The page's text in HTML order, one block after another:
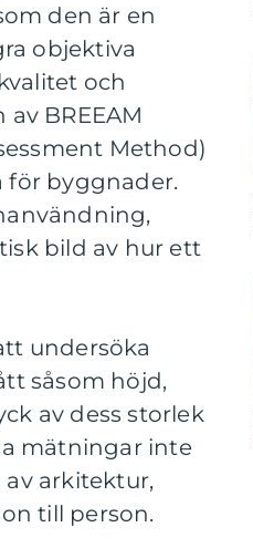
den är en
objektiva
och
BREEAM
Method)
för byggnader.
bild av hur ett
undersöka
såsom höjd,
av dess storlek
mätningar inte
arkitektur,
till person.